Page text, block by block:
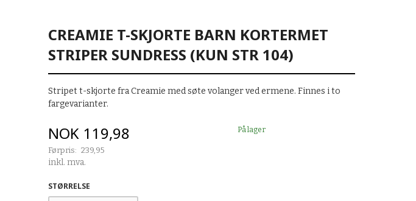
CREAMIE T-SKJORTE BARN KORTERMET
STRIPER SUNDRESS (KUN STR 104)
Stripet t-skjorte fra Creamie med søte volanger ved ermene. Finnes i to
fargevarianter.
Tilbud
NOK 119,98
Førpris: 239,95
Rabatt
inkl. mva.
På lager
STØRRELSE